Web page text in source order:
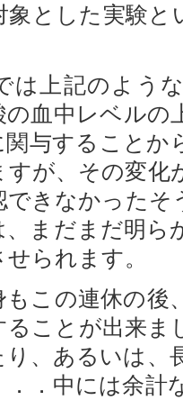
とした実験と
は上記のよう
血中レベルの
与することか
が、その変化
できなかった
まだまだ明ら
られます。
この連休の後
ることが出来ま
、あるいは、
．．中には余計